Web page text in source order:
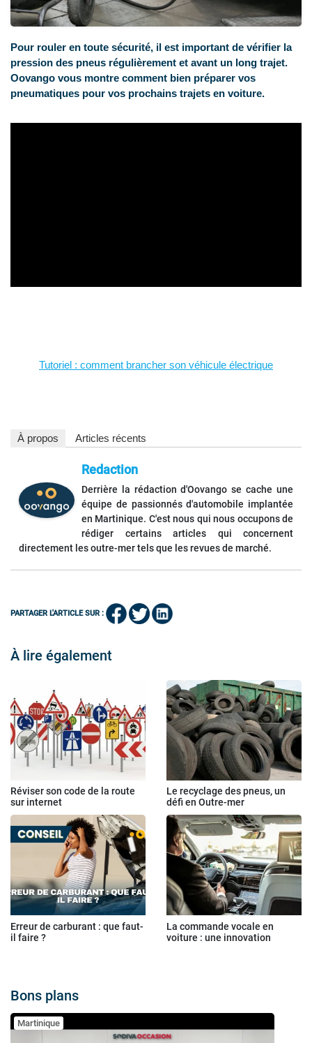
Pour rouler en toute sécurité, il est important de vérifier la
pression des pneus régulièrement et avant un long trajet.
Oovango vous montre comment bien préparer vos
pneumatiques pour vos prochains trajets en voiture.
Tutoriel : comment brancher son véhicule électrique
À propos Articles récents
Redaction
Derrière la rédaction d'Oovango se cache une
équipe de passionnés d'automobile implantée
en Martinique. C'est nous qui nous occupons de
rédiger certains articles qui concernent
directement les outre-mer tels que les revues de marché.
PARTAGER L'ARTICLE SUR :
À lire également
Réviser son code de la route
sur internet
Le recyclage des pneus, un
défi en Outre-mer
Erreur de carburant : que faut-
il faire ?
La commande vocale en
voiture : une innovation
Bons plans
Martinique